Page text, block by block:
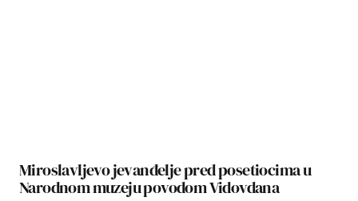
Miroslavljevo jevanđelje pred posetiocima u
Narodnom muzeju povodom Vidovdana